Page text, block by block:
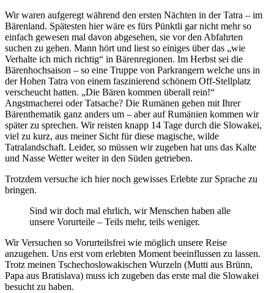
Wir waren aufgeregt während den ersten Nächten in der Tatra – im
Bärenland. Spätesten hier wäre es fürs Pünktli gar nicht mehr so
einfach gewesen mal davon abgesehen, sie vor den Abfahrten
suchen zu gehen. Mann hört und liest so einiges über das „wie
Verhalte ich mich richtig“ in Bärenregionen. Im Herbst sei die
Bärenhochsaison – so eine Truppe von Parkrangern welche uns in
der Hohen Tatra von einem faszinierend schönem Off-Stellplatz
verscheucht hatten. „Die Bären kommen überall rein!“
Angstmacherei oder Tatsache? Die Rumänen gehen mit Ihrer
Bärenthematik ganz anders um – aber auf Rumänien kommen wir
später zu sprechen. Wir reisten knapp 14 Tage durch die Slowakei,
viel zu kurz, aus meiner Sicht für diese magische, wilde
Tatralandschaft. Leider, so müssen wir zugeben hat uns das Kalte
und Nasse Wetter weiter in den Süden getrieben.
Trotzdem versuche ich hier noch gewisses Erlebte zur Sprache zu
bringen.
Sind wir doch mal ehrlich, wir Menschen haben alle
unsere Vorurteile – Teils mehr, teils weniger.
Wir Versuchen so Vorurteilsfrei wie möglich unsere Reise
anzugehen. Uns erst vom erlebten Moment beeinflussen zu lassen.
Trotz meinen Tschechoslowakischen Wurzeln (Mutti aus Brünn,
Papa aus Bratislava) muss ich zugeben das erste mal die Slowakei
besucht zu haben.